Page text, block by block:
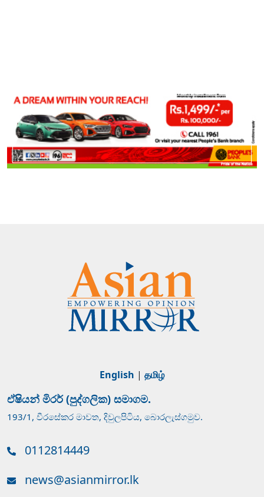
English | தமிழ்
ඒෂියන් මිරර් (පුද්ගලික) සමාගම.
193/1, වීරසේකර මාවත, දිවුලපිටිය, බොරලැස්ගමුව.
0112814449
news@asianmirror.lk